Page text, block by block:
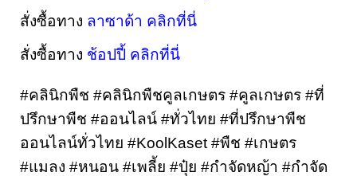
สั่งซื้อทาง ลาซาด้า คลิกที่นี่
สั่งซื้อทาง ช้อปปี้ คลิกที่นี่
#คลินิกพืช #คลินิกพืชคูลเกษตร #คูลเกษตร #ที่
ปรึกษาพืช #ออนไลน์ #ทั่วไทย #ที่ปรึกษาพืช
ออนไลน์ทั่วไทย #KoolKaset #พืช #เกษตร
#แมลง #หนอน #เพลี้ย #ปุ๋ย #กำจัดหญ้า #กำจัด